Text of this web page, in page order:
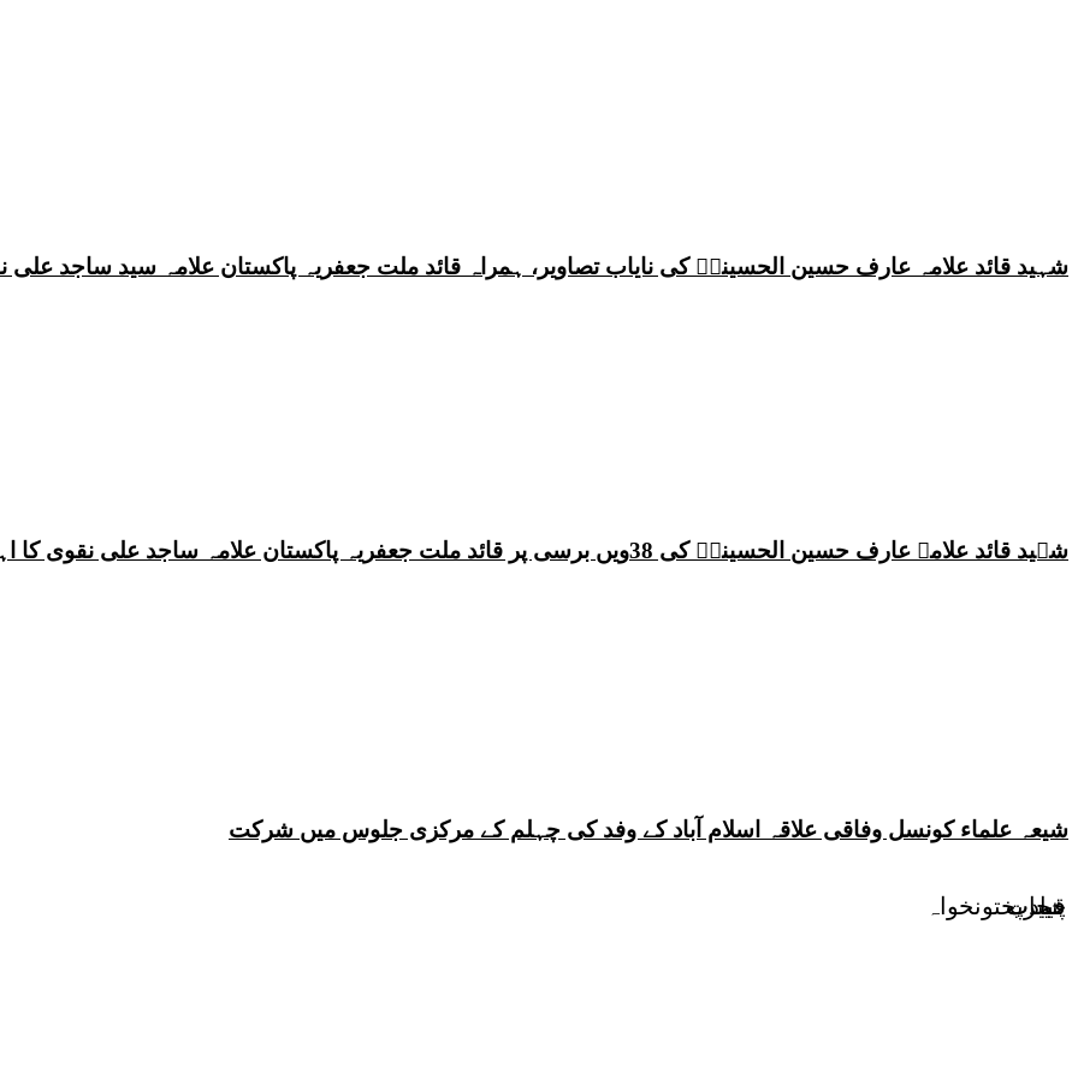
خیبرپختونخواہ
قیادت
پنجاب
شہید قائد علامہ عارف حسین الحسینیؒ کی نایاب تصاویر، ہمراہ قائد ملت جعفریہ پاکستان علامہ سید ساجد علی
شہید قائد علامہ عارف حسین الحسینیؒ کی 38ویں برسی پر قائد ملت جعفریہ پاکستان علامہ ساجد علی نقوی کا اہم پیغام
شیعہ علماء کونسل وفاقی علاقہ اسلام آباد کے وفد کی چہلم کے مرکزی جلوس میں شرکت